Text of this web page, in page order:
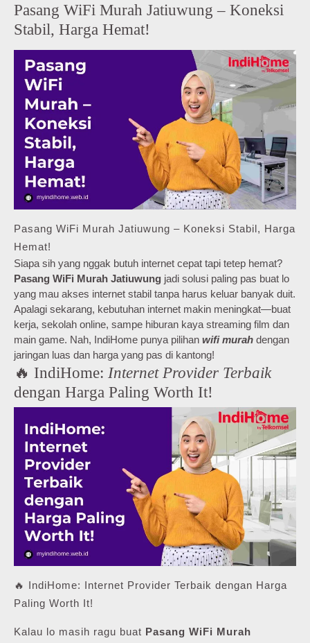
Pasang WiFi Murah Jatiuwung – Koneksi
Stabil, Harga Hemat!
Pasang WiFi Murah Jatiuwung – Koneksi Stabil, Harga
Hemat!
Siapa sih yang nggak butuh internet cepat tapi tetep hemat?
Pasang WiFi Murah Jatiuwung jadi solusi paling pas buat lo
yang mau akses internet stabil tanpa harus keluar banyak duit.
Apalagi sekarang, kebutuhan internet makin meningkat—buat
kerja, sekolah online, sampe hiburan kaya streaming film dan
main game. Nah, IndiHome punya pilihan wifi murah dengan
jaringan luas dan harga yang pas di kantong!
🔥 IndiHome: Internet Provider Terbaik
dengan Harga Paling Worth It!
🔥 IndiHome: Internet Provider Terbaik dengan Harga
Paling Worth It!
Kalau lo masih ragu buat Pasang WiFi Murah